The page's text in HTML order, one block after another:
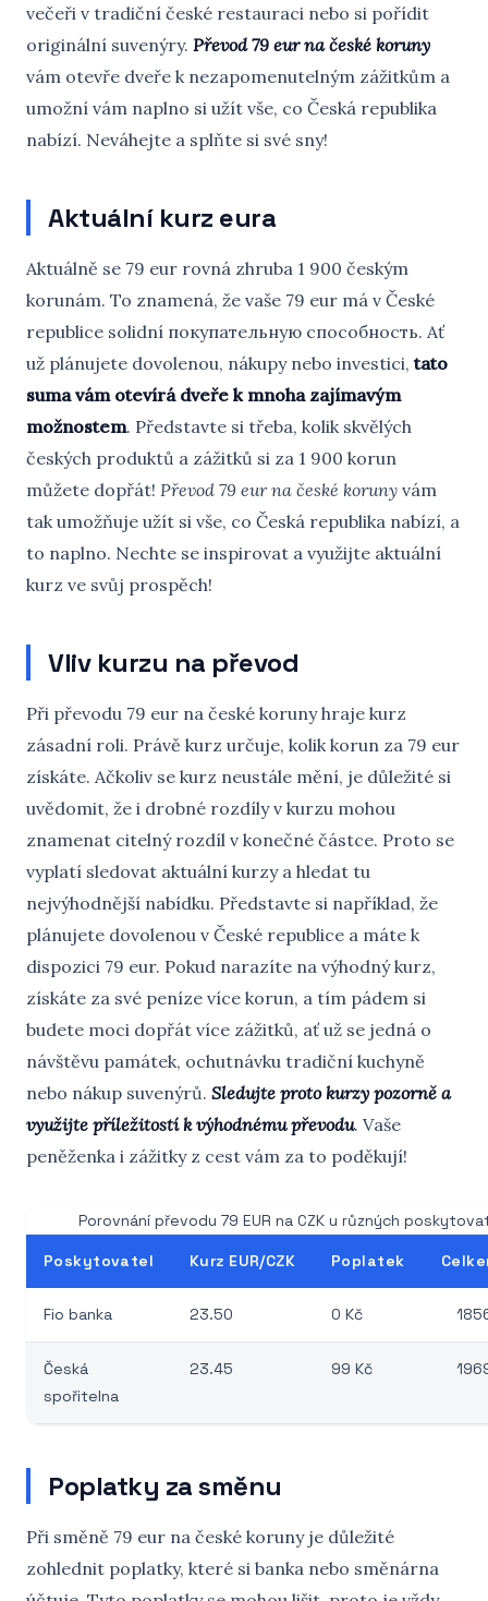
večeři v tradiční české restauraci nebo si pořídit
originální suvenýry. Převod 79 eur na české koruny
vám otevře dveře k nezapomenutelným zážitkům a
umožní vám naplno si užít vše, co Česká republika
nabízí. Neváhejte a splňte si své sny!
Aktuální kurz eura
Aktuálně se 79 eur rovná zhruba 1 900 českým
korunám. To znamená, že vaše 79 eur má v České
republice solidní покупательную способность. Ať
už plánujete dovolenou, nákupy nebo investici,tato
suma vám otevírá dveře k mnoha zajímavým
možnostem. Představte si třeba, kolik skvělých
českých produktů a zážitků si za 1 900 korun
můžete dopřát! Převod 79 eur na české koruny vám
tak umožňuje užít si vše, co Česká republika nabízí, a
to naplno. Nechte se inspirovat a využijte aktuální
kurz ve svůj prospěch!
Vliv kurzu na převod
Při převodu 79 eur na české koruny hraje kurz
zásadní roli. Právě kurz určuje, kolik korun za 79 eur
získáte. Ačkoliv se kurz neustále mění, je důležité si
uvědomit, že i drobné rozdíly v kurzu mohou
znamenat citelný rozdíl v konečné částce. Proto se
vyplatí sledovat aktuální kurzy a hledat tu
nejvýhodnější nabídku. Představte si například, že
plánujete dovolenou v České republice a máte k
dispozici 79 eur. Pokud narazíte na výhodný kurz,
získáte za své peníze více korun, a tím pádem si
budete moci dopřát více zážitků, ať už se jedná o
návštěvu památek, ochutnávku tradiční kuchyně
nebo nákup suvenýrů. Sledujte proto kurzy pozorně a
využijte příležitostí k výhodnému převodu. Vaše
peněženka i zážitky z cest vám za to poděkují!
Porovnání převodu 79 EUR na CZK u různých
Poskytovatel Kurz EUR/CZK Poplatek
Fio banka 23.50 0 Kč
Česká
spořitelna
23.45 99 Kč
Poplatky za směnu
Při směně 79 eur na české koruny je důležité
zohlednit poplatky, které si banka nebo směnárna